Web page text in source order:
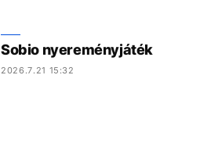
Sobio nyereményjáték
2026.7.21 15:32